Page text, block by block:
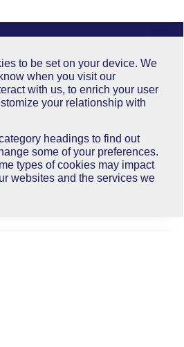
to be set on your device. We
when you visit our
with us, to enrich your user
your relationship with
headings to find out
some of your preferences.
types of cookies may impact
websites and the services we